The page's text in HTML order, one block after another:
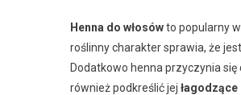
Henna do włosówto popularny
roślinny charakter sprawia, że jest
Dodatkowo henna przyczynia
również podkreślić jej łagodzące